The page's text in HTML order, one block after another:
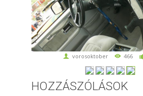
vorosoktober 466
HOZZÁSZÓLÁSOK